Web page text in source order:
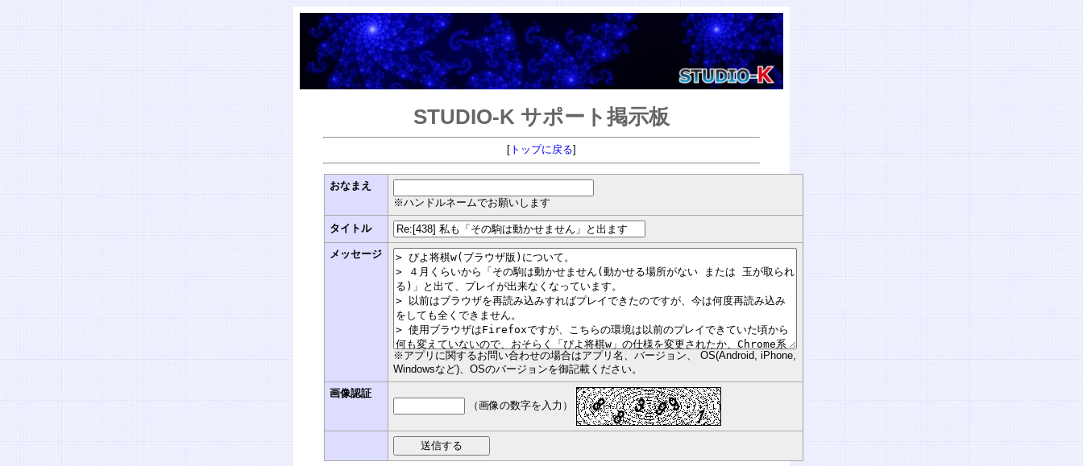
STUDIO-K サポート掲示板
[ トップに戻る]
おなまえ
※ハンドルネームでお願いします
タイトル
メッセージ
※アプリに関するお問い合わせの場合はアプリ名、バージョン、 OS(Android, iPhone,
Windowsなど)、OSのバージョンを御記載ください。
画像認証
（画像の数字を入力）